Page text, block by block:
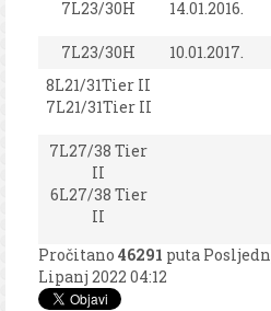
7L23/30H 14.01.2016.
7L23/30H 10.01.2017.
8L21/31Tier II
7L21/31Tier II
7L27/38 Tier
II
6L27/38 Tier
II
Pročitano 46291 puta
Lipanj 2022 04:12